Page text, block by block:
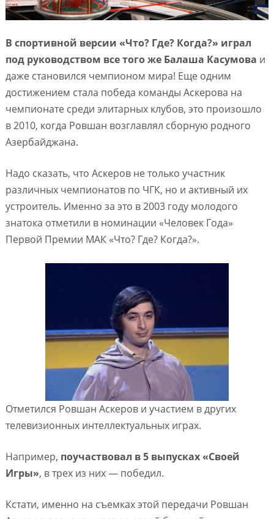
В спортивной версии «Что? Где? Когда?» играл
под руководством все того же Балаша Касумова и
даже становился чемпионом мира! Еще одним
достижением стала победа команды Аскерова на
чемпионате среди элитарных клубов, это произошло
в 2010, когда Ровшан возглавлял сборную родного
Азербайджана.
Надо сказать, что Аскеров не только участник
различных чемпионатов по ЧГК, но и активный их
устроитель. Именно за это в 2003 году молодого
знатока отметили в номинации «Человек Года»
Первой Премии МАК «Что? Где? Когда?».
Отметился Ровшан Аскеров и участием в других
телевизионных интеллектуальных играх.
Например, поучаствовал в 5 выпусках «Своей
Игры», в трех из них — победил.
Кстати, именно на съемках этой передачи Ровшан